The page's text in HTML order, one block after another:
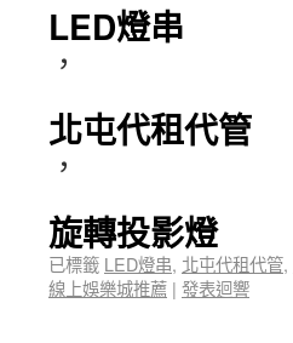
LED燈串
，
北屯代租代管
，
旋轉投影燈
已標籤 LED燈串, 北屯代租代管,
線上娛樂城推薦 | 發表迴響